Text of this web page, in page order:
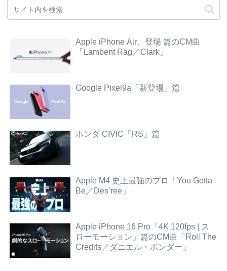
Apple iPhone Air、登場 篇のCM曲
「Lambent Rag／Clark」
Google Pixel9a「新登場」篇
ホンダ CIVIC「RS」篇
Apple M4 史上最強のプロ「You Gotta
Be／Des’ree」
Apple iPhone 16 Pro「4K 120fps | ス
ローモーション」篇のCM曲「Roll The
Credits／ダニエル・ポンダー」